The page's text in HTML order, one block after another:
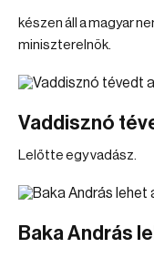
készen áll a magyar
miniszterelnök.
Vaddisznó
Lelőtte egy vadász.
Baka András